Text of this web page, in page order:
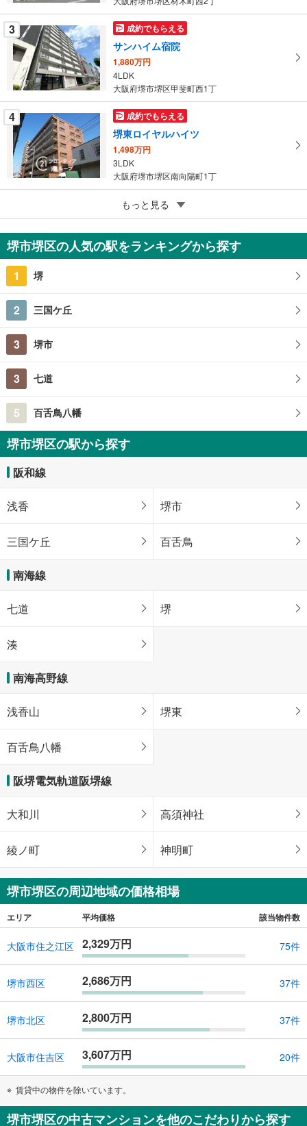
ー
ジ
に
保
存
す
る
3 成約でもらえる
サンハイム宿院
1,880万円
4LDK
大阪府堺市堺区甲斐町西1丁
4 成約でもらえる
堺東ロイヤルハイツ
1,498万円
3LDK
大阪府堺市堺区南向陽町1丁
成約でもらえる
シャトー川庄
1,050万円
2LDK
もっと見る
堺市堺区の人気の駅をランキングから探す
1 堺
2 三国ケ丘
3 堺市
3 七道
5 百舌鳥八幡
堺市堺区の駅から探す
阪和線
浅香 堺市
三国ケ丘 百舌鳥
南海線
七道 堺
湊
南海高野線
浅香山 堺東
百舌鳥八幡
阪堺電気軌道阪堺線
大和川 高須神社
綾ノ町 神明町
堺市堺区の周辺地域の価格相場
エリア 平均価格 該当物件数
大阪市住之江区 2,329万円 75件
堺市西区 2,686万円 37件
堺市北区 2,800万円 37件
大阪市住吉区 3,607万円 20件
賃貸中の物件を除いています。
堺市堺区の中古マンションを他のこだわりから探す